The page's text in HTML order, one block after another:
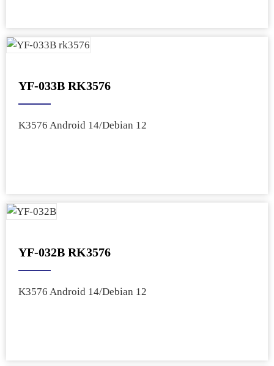
YF-033B RK3576
K3576 Android 14/Debian 12
YF-032B RK3576
K3576 Android 14/Debian 12